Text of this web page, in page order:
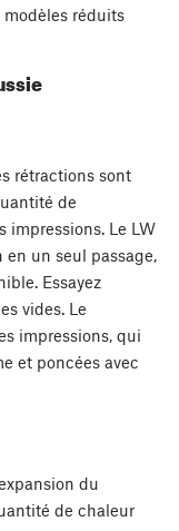
réduits
rétractions sont
de
impressions. Le LW
en un seul passage,
Essayez
vides. Le
impressions, qui
et poncées avec
du
de chaleur